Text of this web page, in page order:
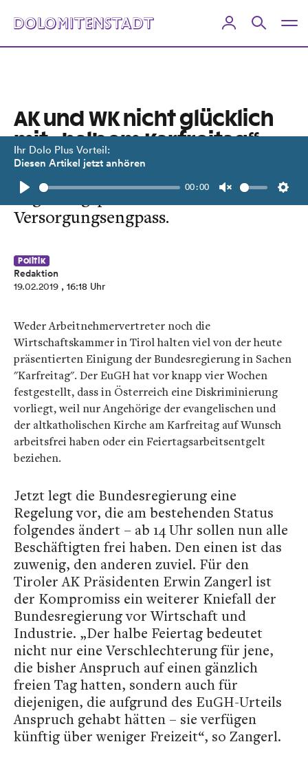
Ihr Dolo Plus Vorteil:
Diesen Artikel jetzt anhören
Play
00:00
Unmute
AK und WK nicht glücklich
mit „halbem Karfreitag“
Zangerl: „Nächster
Regierungspfusch“. Handel fürchtet
Versorgungsengpass.
Politik
Redaktion
19.02.2019 , 16:18 Uhr
Weder Arbeitnehmervertreter noch die
Wirtschaftskammer in Tirol halten viel von der heute
präsentierten Einigung der Bundesregierung in Sachen
"Karfreitag". Der EuGH hat vor knapp vier Wochen
festgestellt, dass in Österreich eine Diskriminierung
vorliegt, weil nur Angehörige der evangelischen und
der altkatholischen Kirche am Karfreitag auf Wunsch
arbeitsfrei haben oder ein Feiertagsarbeitsentgelt
beziehen.
Jetzt legt die Bundesregierung eine
Regelung vor, die am bestehenden Status
folgendes ändert – ab 14 Uhr sollen nun alle
Beschäftigten frei haben. Den einen ist das
zuwenig, den anderen zuviel. Für den
Tiroler AK Präsidenten Erwin Zangerl ist
der Kompromiss ein weiterer Kniefall der
Bundesregierung vor Wirtschaft und
Industrie. „Der halbe Feiertag bedeutet
nicht nur eine Verschlechterung für jene,
die bisher Anspruch auf einen gänzlich
freien Tag hatten, sondern auch für
diejenigen, die aufgrund des EuGH-Urteils
Anspruch gehabt hätten – sie verfügen
künftig über weniger Freizeit“, so Zangerl.